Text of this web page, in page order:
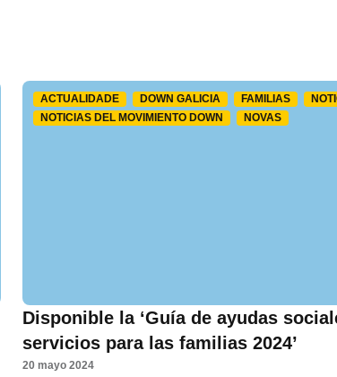
ACTUALIDADE DOWN GALICIA FAMILIAS
NOTICIAS DEL MOVIMIENTO DOWN
NOVAS
Disponible la ‘Guía de ayudas
servicios para las familias 2024’
20 mayo 2024